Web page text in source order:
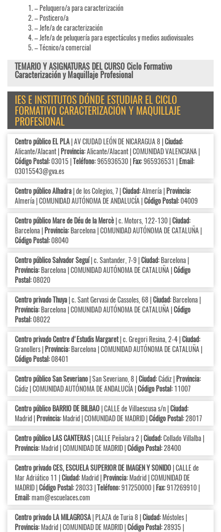
– Peluquero/a para caracterización
– Posticero/a
– Jefe/a de caracterización
– Jefe/a de peluquería para espectáculos y medios audiovisuales
– Técnico/a comercial
TEMARIO Y ASIGNATURAS DEL CURSO Ciclo Formativo
Caracterización y Maquillaje Profesional
IES E INSTITUTOS DÓNDE ESTUDIAR EL CICLO
FORMATIVO CARACTERIZACIÓN Y MAQUILLAJE
PROFESIONAL
Centro público EL PLA| AV CIUDAD LEÓN DE NICARAGUA 8 |Ciudad:
Alicante/Alacant |Provincia:Alicante/Alacant | COMUNIDAD VALENCIANA |
Código Postal:03015 |Teléfono:965936530 |Fax:965936531 |Email:
03015543@gva.es
Centro público Alhadra| de los Colegios, 7 |Ciudad:Almería |Provincia:
Almería | COMUNIDAD AUTÓNOMA DE ANDALUCÍA |Código Postal:04009
Centro público Mare de Déu de la Mercè| c. Motors, 122-130 |Ciudad:
Barcelona |Provincia:Barcelona | COMUNIDAD AUTÓNOMA DE CATALUÑA |
Código Postal:08040
Centro público Salvador Seguí| c. Santander, 7-9 |Ciudad:Barcelona |
Provincia:Barcelona | COMUNIDAD AUTÓNOMA DE CATALUÑA |Código
Postal:08020
Centro privado Thuya| c. Sant Gervasi de Cassoles, 68 |Ciudad:Barcelona |
Provincia:Barcelona | COMUNIDAD AUTÓNOMA DE CATALUÑA |Código
Postal:08022
Centro privado Centre d'Estudis Margaret| c. Gregori Resina, 2-4 |Ciudad:
Granollers |Provincia:Barcelona | COMUNIDAD AUTÓNOMA DE CATALUÑA |
Código Postal:08401
Centro público San Severiano| San Severiano, 8 |Ciudad:Cádiz |Provincia:
Cádiz | COMUNIDAD AUTÓNOMA DE ANDALUCÍA |Código Postal:11007
Centro público BARRIO DE BILBAO| CALLE de Villaescusa s/n |Ciudad:
Madrid |Provincia:Madrid | COMUNIDAD DE MADRID |Código Postal:28017
Centro público LAS CANTERAS| CALLE Peñalara 2 |Ciudad:Collado Villalba |
Provincia:Madrid | COMUNIDAD DE MADRID |Código Postal:28400
Centro privado CES, ESCUELA SUPERIOR DE IMAGEN Y SONIDO| CALLE de
Mar Adriático 11 |Ciudad:Madrid |Provincia:Madrid | COMUNIDAD DE
MADRID |Código Postal:28033 |Teléfono:917250000 |Fax:917269910 |
Email:mam@escuelaces.com
Centro privado LA MILAGROSA| PLAZA de Turia 8 |Ciudad:Móstoles |
Provincia:Madrid | COMUNIDAD DE MADRID |Código Postal:28935 |